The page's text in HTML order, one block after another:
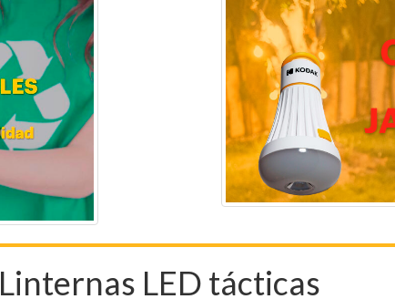
Linternas LED tácticas